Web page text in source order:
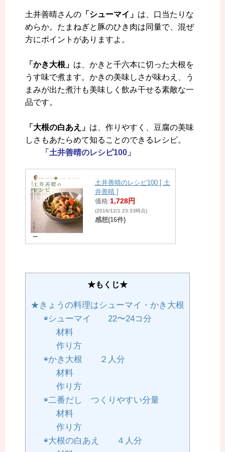
土井善晴さんの 「シューマイ」 は、口当たりな
めらか。たまねぎと豚のひき肉は同量で、混ぜ
方にポイントがありますよ。
「かき大根」 は、かきと千六本に切った大根を
うす味で煮ます。かきの美味しさが味わえ、う
まみが出た煮汁も美味しく飲み干せる素敵な一
品です。
「大根の白あえ」 は、作りやすく、豆腐の美味
しさもあたらめて知ることのできるレシピ。
「土井善晴のレシピ100」
土井善晴のレシピ100 [ 土
井善晴 ]
価格:1,728円
(2016/12/1 23:33時点)
感想(16件)
★もくじ★
★きょうの料理はシューマイ・かき大根
◉シューマイ 22〜24コ分
材料
作り方
◉かき大根 ２人分
材料
作り方
◉二番だし つくりやすい分量
材料
作り方
◉大根の白あえ ４人分